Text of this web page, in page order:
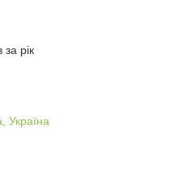
за рік
Україна